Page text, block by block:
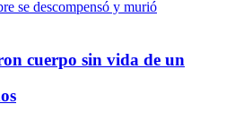
cuerpo sin vida de un